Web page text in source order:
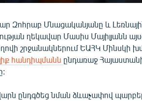
Զոհրաբ Մնացականյանը և
ղեկավար Մասիս Մայիլյանն
շրջանակներում ԵԱՀԿ Մինսկի
հանդիպմանն ընդառաջ
ընդգծեց նման ձևաչափով